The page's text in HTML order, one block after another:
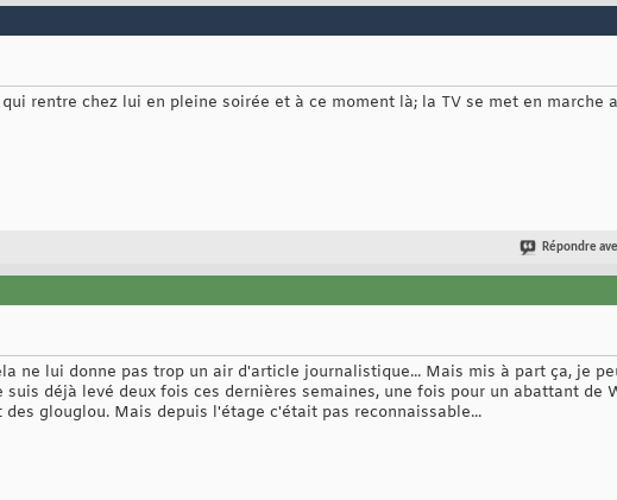
rentre chez lui en pleine soirée et à ce moment là; la TV se met en marche
Répondre
ne lui donne pas trop un air d'article journalistique... Mais mis à part ça, je
suis déjà levé deux fois ces dernières semaines, une fois pour un abattant de
glouglou. Mais depuis l'étage c'était pas reconnaissable...